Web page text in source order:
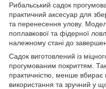
Рибальський садок
практичний аксесуар для
та перенесення улову.
поплавкової та фідерної
належному стані до
Садок виготовлений із
прогумованим покриттям.
практичністю, менше вбирає
використання та зручний у